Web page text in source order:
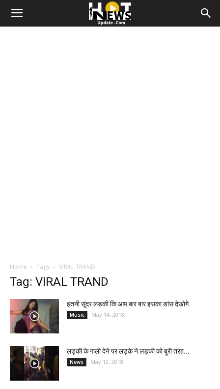
Home Tags VIRAL TRAND
Tag: VIRAL TRAND
इतनी सूंदर लड़की कि आप बार बार इसका डांस देखोगे
Music May 14, 2018
लड़की के गाली देने पर लड़के ने लड़की को बुरी तरह...
News May 12, 2018